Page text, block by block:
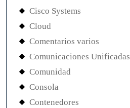
Cisco Systems
Cloud
Comentarios varios
Comunicaciones Unificadas
Comunidad
Consola
Contenedores